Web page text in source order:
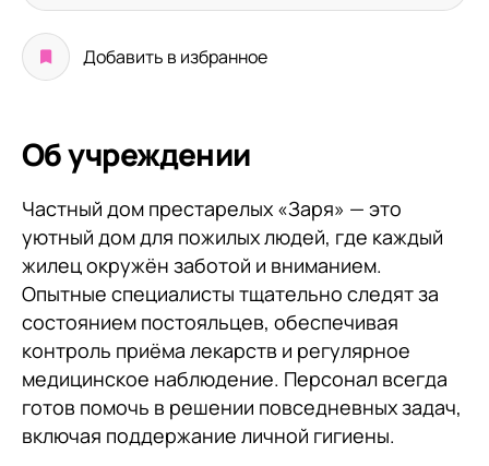
Добавить в избранное
Об учреждении
Частный дом престарелых «Заря» — это
уютный дом для пожилых людей, где каждый
жилец окружён заботой и вниманием.
Опытные специалисты тщательно следят за
состоянием постояльцев, обеспечивая
контроль приёма лекарств и регулярное
медицинское наблюдение. Персонал всегда
готов помочь в решении повседневных задач,
включая поддержание личной гигиены.